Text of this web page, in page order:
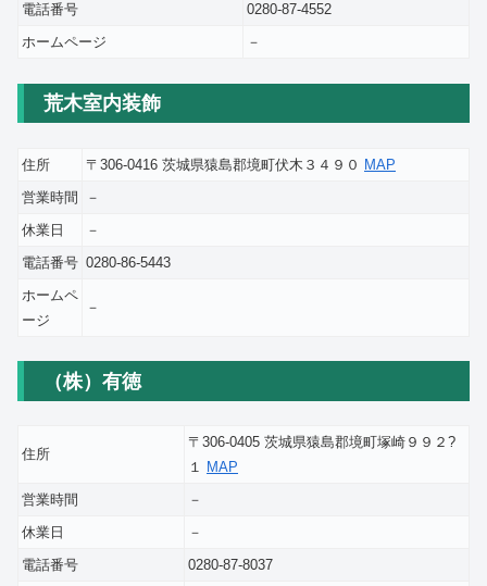
電話番号
0280-87-4552
ホームページ
－
荒木室内装飾
住所 〒306-0416 茨城県猿島郡境町伏木３４９０ MAP
営業時間
－
休業日
－
電話番号 0280-86-5443
ホームペ
ージ
－
（株）有徳
住所
〒306-0405 茨城県猿島郡境町塚崎９９２?
１ MAP
営業時間
－
休業日
－
電話番号
0280-87-8037